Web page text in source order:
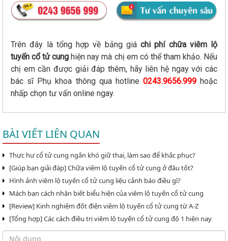
Trên đây là tổng hợp về bảng giá chi phí chữa viêm lộ
tuyến cổ tử cung hiện nay mà chị em có thể tham khảo. Nếu
chị em cần được giải đáp thêm, hãy liên hệ ngay với các
bác sĩ Phụ khoa thông qua hotline 0243.9656.999hoặc
nhấp chọn tư vấn online ngay.
BÀI VIẾT LIÊN QUAN
Thực hư cổ tử cung ngắn khó giữ thai, làm sao để khắc phục?
[Giúp bạn giải đáp] Chữa viêm lộ tuyến cổ tử cung ở đâu tốt?
Hình ảnh viêm lộ tuyến cổ tử cung liệu cảnh báo điều gì?
Mách bạn cách nhận biết biểu hiện của viêm lộ tuyến cổ tử cung
[Review] Kinh nghiệm đốt điện viêm lộ tuyến cổ tử cung từ A-Z
[Tổng hợp] Các cách điều trị viêm lộ tuyến cổ tử cung độ 1 hiện nay